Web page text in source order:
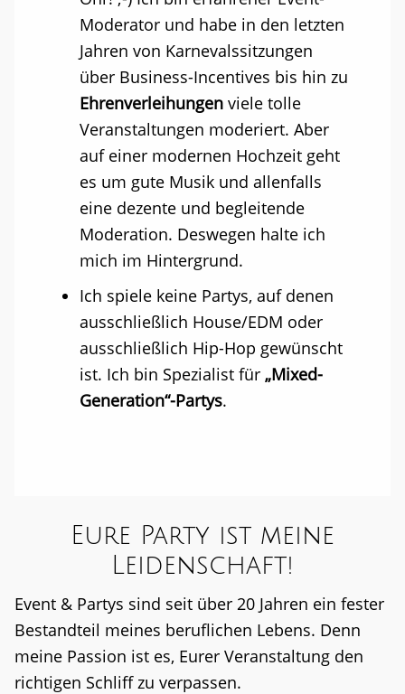
Moderator und habe in den letzten
Jahren von Karnevalssitzungen
über Business-Incentives bis hin zu
Ehrenverleihungen viele tolle
Veranstaltungen moderiert. Aber
auf einer modernen Hochzeit geht
es um gute Musik und allenfalls
eine dezente und begleitende
Moderation. Deswegen halte ich
mich im Hintergrund.
Ich spiele keine Partys, auf denen
ausschließlich House/EDM oder
ausschließlich Hip-Hop gewünscht
ist. Ich bin Spezialist für „Mixed-
Generation“-Partys.
Eure Party ist meine
Leidenschaft!
Event & Partys sind seit über 20 Jahren ein fester
Bestandteil meines beruflichen Lebens. Denn
meine Passion ist es, Eurer Veranstaltung den
richtigen Schliff zu verpassen.